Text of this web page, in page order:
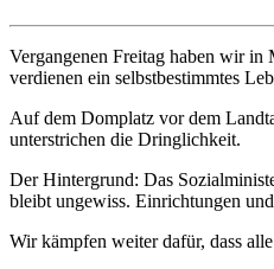
Vergangenen Freitag haben wir in
verdienen ein selbstbestimmtes
Auf dem Domplatz vor dem
unterstrichen die Dringlichkeit.
Der Hintergrund: Das
bleibt ungewiss. Einrichtungen
Wir kämpfen weiter dafür, dass